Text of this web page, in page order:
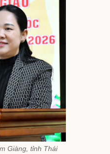
Giàng, tỉnh Thái